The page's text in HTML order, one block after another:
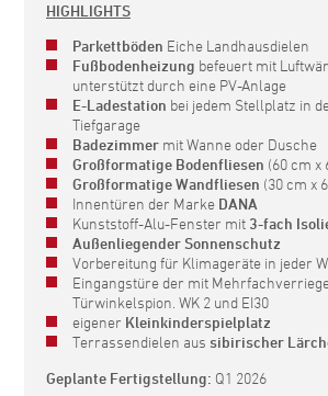
HIGHLIGHTS
Parkettböden Eiche Landhausdielen
Fußbodenheizung befeuert mit
unterstützt durch eine PV-Anlage
E-Ladestation bei jedem Stellplatz in
Tiefgarage
Badezimmer mit Wanne oder Dusche
Großformatige Bodenfliesen (60 cm x
Großformatige Wandfliesen (30 cm x
Innentüren der MarkeDANA
Kunststoff-Alu-Fenster mit 3-fach
Außenliegender Sonnenschutz
Vorbereitung für Klimageräte in jeder
Eingangstüre der mit
Türwinkelspion. WK 2 und EI30
eigener Kleinkinderspielplatz
Terrassendielen aus sibirischer
Geplante Fertigstellung: Q1 2026